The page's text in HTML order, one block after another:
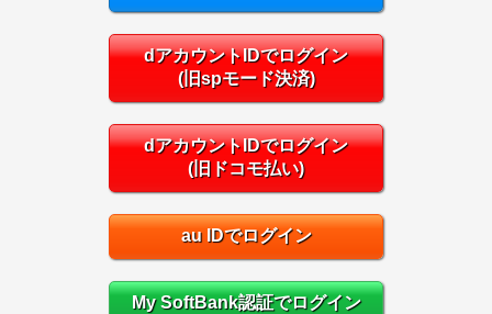
dアカウントIDでログイン
(旧spモード決済)
dアカウントIDでログイン
(旧ドコモ払い)
au IDでログイン
My SoftBank認証でログイン